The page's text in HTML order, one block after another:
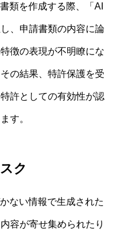
類を作成する際、「AI
、申請書類の内容に論
徴の表現が不明瞭にな
の結果、特許保護を受
許としての有効性が認
す。
ク
ない情報で生成された
容が寄せ集められたり